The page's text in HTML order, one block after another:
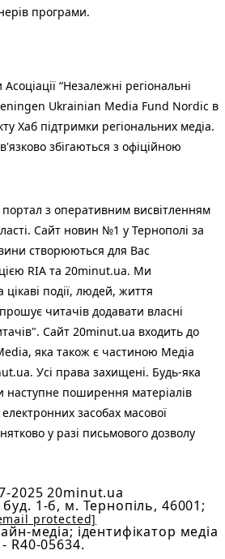
програми.
“Незалежні регіональні
Ukrainian Media Fund Nordic в
Хаб підтримки регіональних медіа.
збігаються з офіційною
з оперативним висвітленням
Сайт новин №1 у Тернополі за
створюються для Вас
RIA та 20minut.ua. Ми
події, людей, життя
читачів додавати власні
Сайт 20minut.ua входить до
яка також є частиною Медіа
Усі права захищені. Будь-яка
наступне поширення матеріалів
засобах масової
у разі письмового дозволу
2025 20minut.ua
1-б, м. Тернопіль, 46001;
protected]
медіа; ідентифікатор медіа
- R40-05634.